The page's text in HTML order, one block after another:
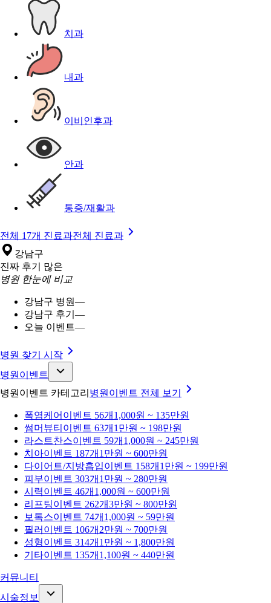
치과
내과
이비인후과
안과
통증/재활과
전체 17개 진료과전체 진료과
강남구
진짜 후기 많은
병원 한눈에 비교
강남구 병원—
강남구 후기 —
오늘 이벤트—
병원 찾기 시작
병원이벤트
병원이벤트 카테고리 병원이벤트 전체 보기
폭염케어 이벤트 56개 1,000원 ~ 135만원
썸머뷰티 이벤트 63개 1만원 ~ 198만원
라스트찬스이벤트 59개 1,000원 ~ 245만원
치아이벤트 187개 1만원 ~ 600만원
다이어트/지방흡입이벤트 158개 1만원 ~ 199만원
피부이벤트 303개 1만원 ~ 280만원
시력이벤트 46개 1,000원 ~ 600만원
리프팅이벤트 262개3만원 ~ 800만원
보톡스이벤트 74개 1,000원 ~ 59만원
필러 이벤트 106개 2만원 ~ 700만원
성형이벤트 314개 1만원 ~ 1,800만원
기타이벤트 135개 1,100원 ~ 440만원
커뮤니티
시술정보